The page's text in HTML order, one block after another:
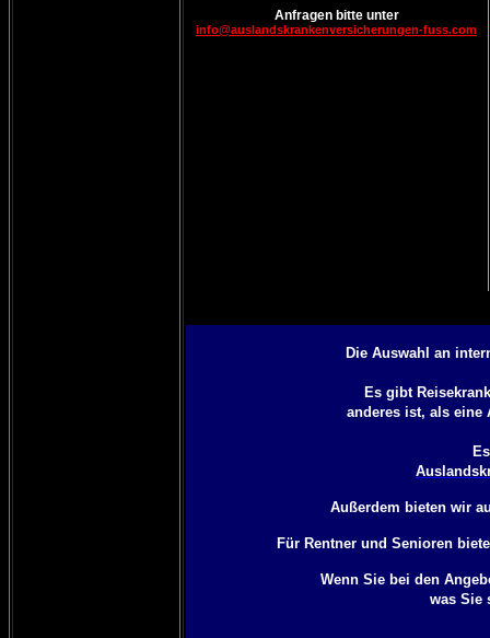
Anfragen bitte unter
info@auslandskrankenversicherungen-fuss.com
Die Auswahl an
Es gibt
anderes ist, als eine
Außerdem bieten wir
Für Rentner und Senioren
Wenn Sie bei den
was Sie